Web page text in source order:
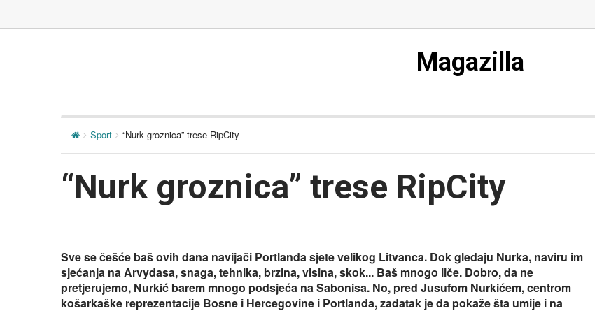
Magazilla
Sport “Nurk groznica” trese RipCity
“Nurk groznica” trese RipCity
Sve se češće baš ovih dana navijači Portlanda sjete velikog Litvanca. Dok gledaju Nurka, naviru im
sjećanja na Arvydasa, snaga, tehnika, brzina, visina, skok... Baš mnogo liče. Dobro, da ne
pretjerujemo, Nurkić barem mnogo podsjeća na Sabonisa. No, pred Jusufom Nurkićem, centrom
košarkaške reprezentacije Bosne i Hercegovine i Portlanda, zadatak je da pokaže šta umije i na